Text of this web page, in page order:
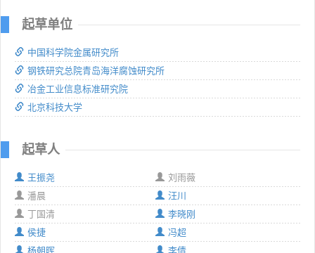
起草单位
中国科学院金属研究所
钢铁研究总院青岛海洋腐蚀研究所
冶金工业信息标准研究院
北京科技大学
起草人
王振尧
刘雨薇
潘晨
汪川
丁国清
李晓刚
侯捷
冯超
杨朝晖
李倩